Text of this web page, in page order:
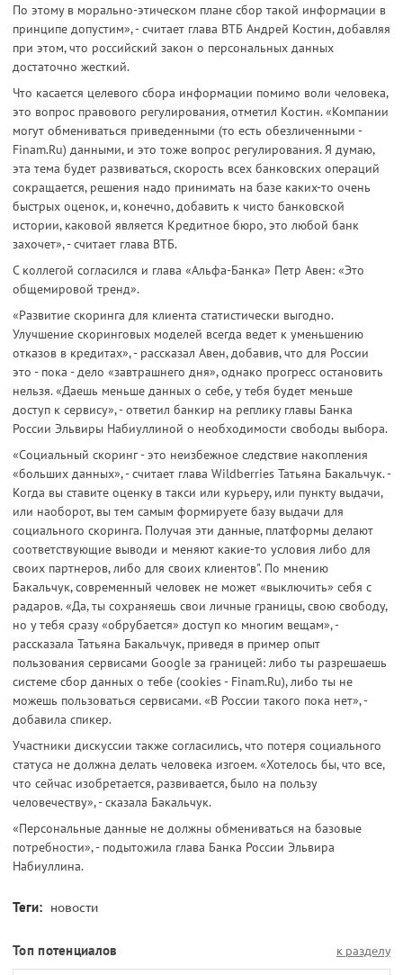
По этому в морально-этическом плане сбор такой информации в
принципе допустим», - считает глава ВТБ Андрей Костин, добавляя
при этом, что российский закон о персональных данных
достаточно жесткий.
Что касается целевого сбора информации помимо воли человека,
это вопрос правового регулирования, отметил Костин. «Компании
могут обмениваться приведенными (то есть обезличенными -
Finam.Ru) данными, и это тоже вопрос регулирования. Я думаю,
эта тема будет развиваться, скорость всех банковских операций
сокращается, решения надо принимать на базе каких-то очень
быстрых оценок, и, конечно, добавить к чисто банковской
истории, каковой является Кредитное бюро, это любой банк
захочет», - считает глава ВТБ.
С коллегой согласился и глава «Альфа-Банка» Петр Авен: «Это
общемировой тренд».
«Развитие скоринга для клиента статистически выгодно.
Улучшение скоринговых моделей всегда ведет к уменьшению
отказов в кредитах», - рассказал Авен, добавив, что для России
это - пока - дело «завтрашнего дня», однако прогресс остановить
нельзя. «Даешь меньше данных о себе, у тебя будет меньше
доступ к сервису», - ответил банкир на реплику главы Банка
России Эльвиры Набиуллиной о необходимости свободы выбора.
«Социальный скоринг - это неизбежное следствие накопления
«больших данных», - считает глава Wildberries Татьяна Бакальчук. -
Когда вы ставите оценку в такси или курьеру, или пункту выдачи,
или наоборот, вы тем самым формируете базу выдачи для
социального скоринга. Получая эти данные, платформы делают
соответствующие выводи и меняют какие-то условия либо для
своих партнеров, либо для своих клиентов". По мнению
Бакальчук, современный человек не может «выключить» себя с
радаров. «Да, ты сохраняешь свои личные границы, свою свободу,
но у тебя сразу «обрубается» доступ ко многим вещам», -
рассказала Татьяна Бакальчук, приведя в пример опыт
пользования сервисами Google за границей: либо ты разрешаешь
системе сбор данных о тебе (cookies - Finam.Ru), либо ты не
можешь пользоваться сервисами. «В России такого пока нет», -
добавила спикер.
Участники дискуссии также согласились, что потеря социального
статуса не должна делать человека изгоем. «Хотелось бы, что все,
что сейчас изобретается, развивается, было на пользу
человечеству», - сказала Бакальчук.
«Персональные данные не должны обмениваться на базовые
потребности», - подытожила глава Банка России Эльвира
Набиуллина.
Теги: новости
Топ потенциалов к разделу